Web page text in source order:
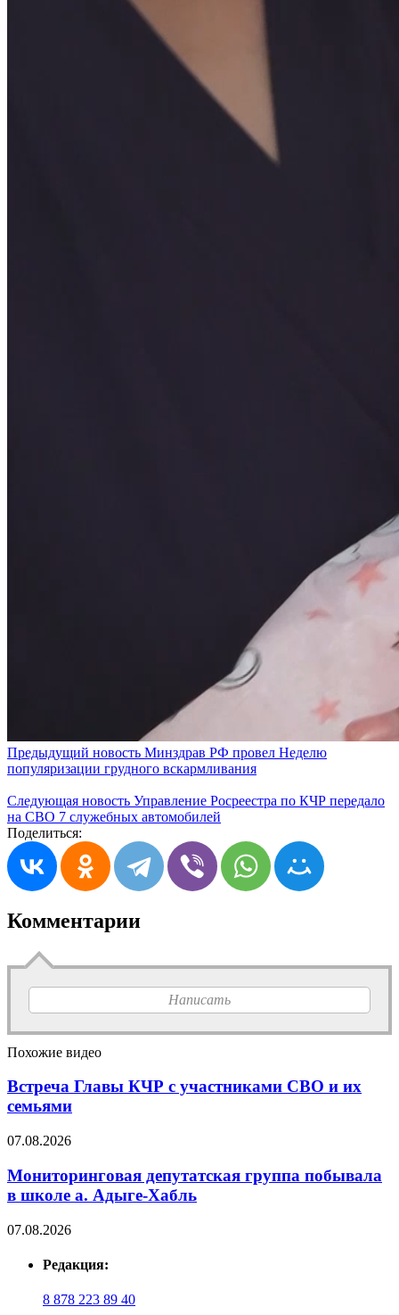
Предыдущий новость Минздрав РФ провел Неделю
популяризации грудного вскармливания
Следующая новость Управление Росреестра по КЧР передало
на СВО 7 служебных автомобилей
Поделиться:
Комментарии
Написать
Похожие видео
Встреча Главы КЧР с участниками СВО и их
семьями
07.08.2026
Мониторинговая депутатская группа побывала
в школе а. Адыге-Хабль
07.08.2026
Редакция:
8 878 223 89 40